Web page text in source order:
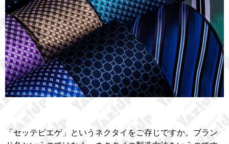
「セッテピエゲ」というネクタイをご存じですか。ブラン